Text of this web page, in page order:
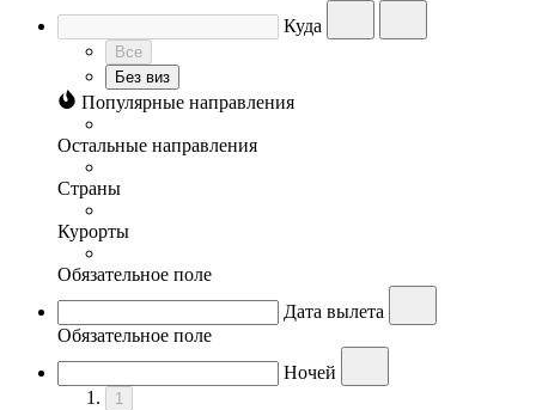
Куда
Все
Без виз
Популярные направления
Остальные направления
Страны
Курорты
Обязательное поле
Дата вылета
Обязательное поле
Ночей
1